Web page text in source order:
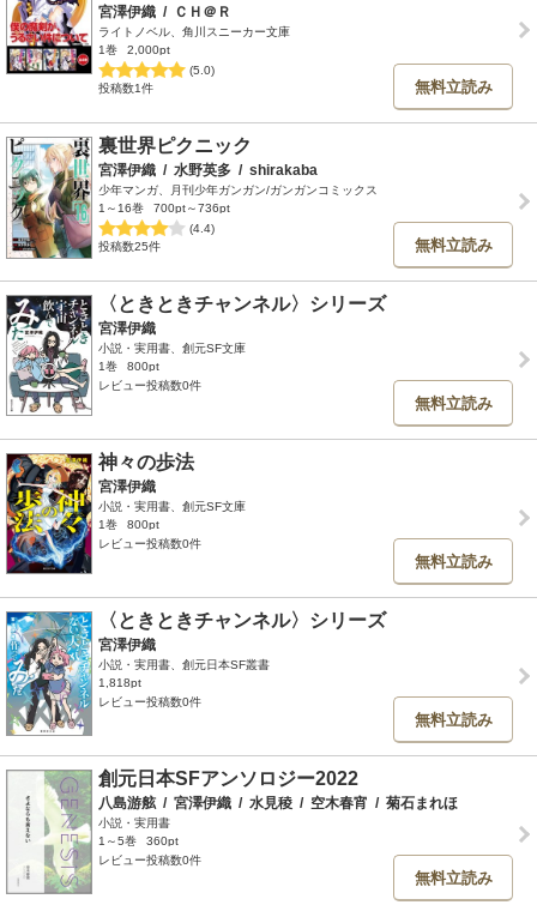
宮澤伊織 / ＣＨ＠Ｒ
ライトノベル、角川スニーカー文庫
1巻
2,000pt
(5.0)
投稿数1件
無料立読み
裏世界ピクニック
宮澤伊織 / 水野英多 / shirakaba
少年マンガ、月刊少年ガンガン/ガンガンコミックス
1～16巻
700pt～736pt
(4.4)
投稿数25件
無料立読み
〈ときときチャンネル〉シリーズ
宮澤伊織
小説・実用書、創元SF文庫
1巻
800pt
レビュー投稿数0件
無料立読み
神々の歩法
宮澤伊織
小説・実用書、創元SF文庫
1巻
800pt
レビュー投稿数0件
無料立読み
〈ときときチャンネル〉シリーズ
宮澤伊織
小説・実用書、創元日本SF叢書
1,818pt
レビュー投稿数0件
無料立読み
創元日本SFアンソロジー2022
八島游舷 / 宮澤伊織 / 水見稜 / 空木春宵 / 菊石まれほ
小説・実用書
1～5巻
360pt
レビュー投稿数0件
無料立読み